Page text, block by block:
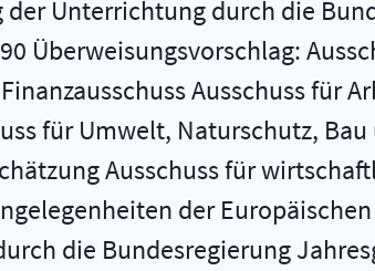
der Unterrichtung durch die
Überweisungsvorschlag:
Ausschuss für
für Umwelt, Naturschutz,
Ausschuss für
der
die Bundesregierung